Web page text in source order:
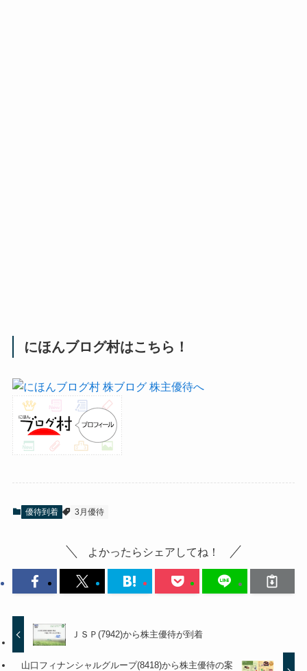
にほんブログ村はこちら！
優待到着 3月優待
よかったらシェアしてね！
ＪＳＰ(7942)から株主優待が到着
山口フィナンシャルグループ(8418)から株主優待の案